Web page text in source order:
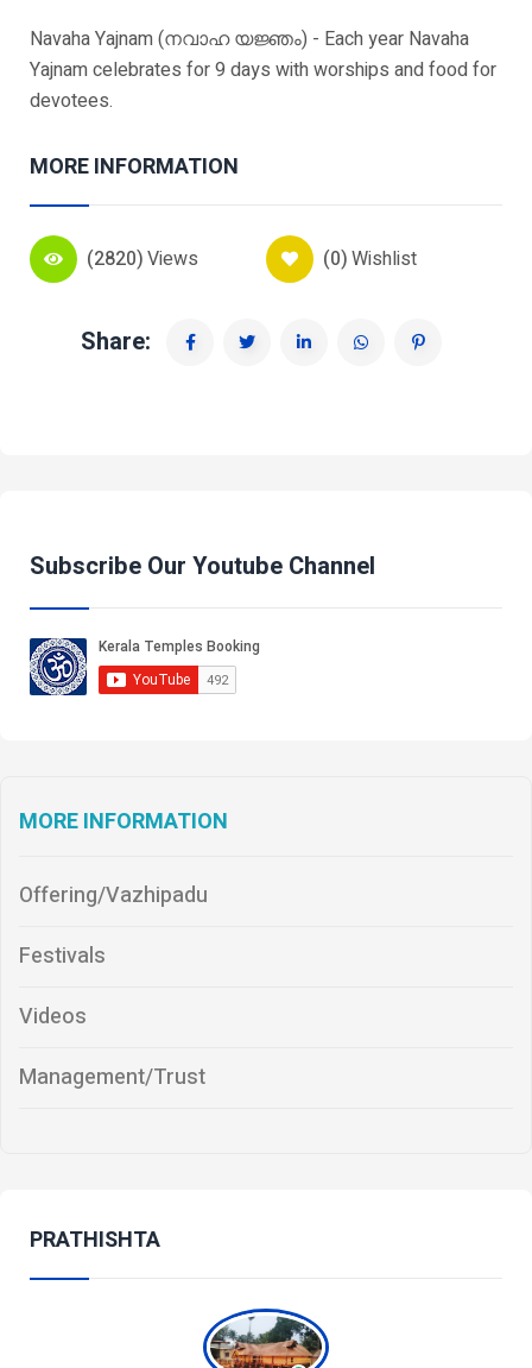
Navaha Yajnam (നവാഹ യജ്ഞം) - Each year Navaha
Yajnam celebrates for 9 days with worships and food for
devotees.
MORE INFORMATION
(2820)Views (0)Wishlist
Share:
Subscribe Our Youtube Channel
MORE INFORMATION
Offering/Vazhipadu
Festivals
Videos
Management/Trust
PRATHISHTA